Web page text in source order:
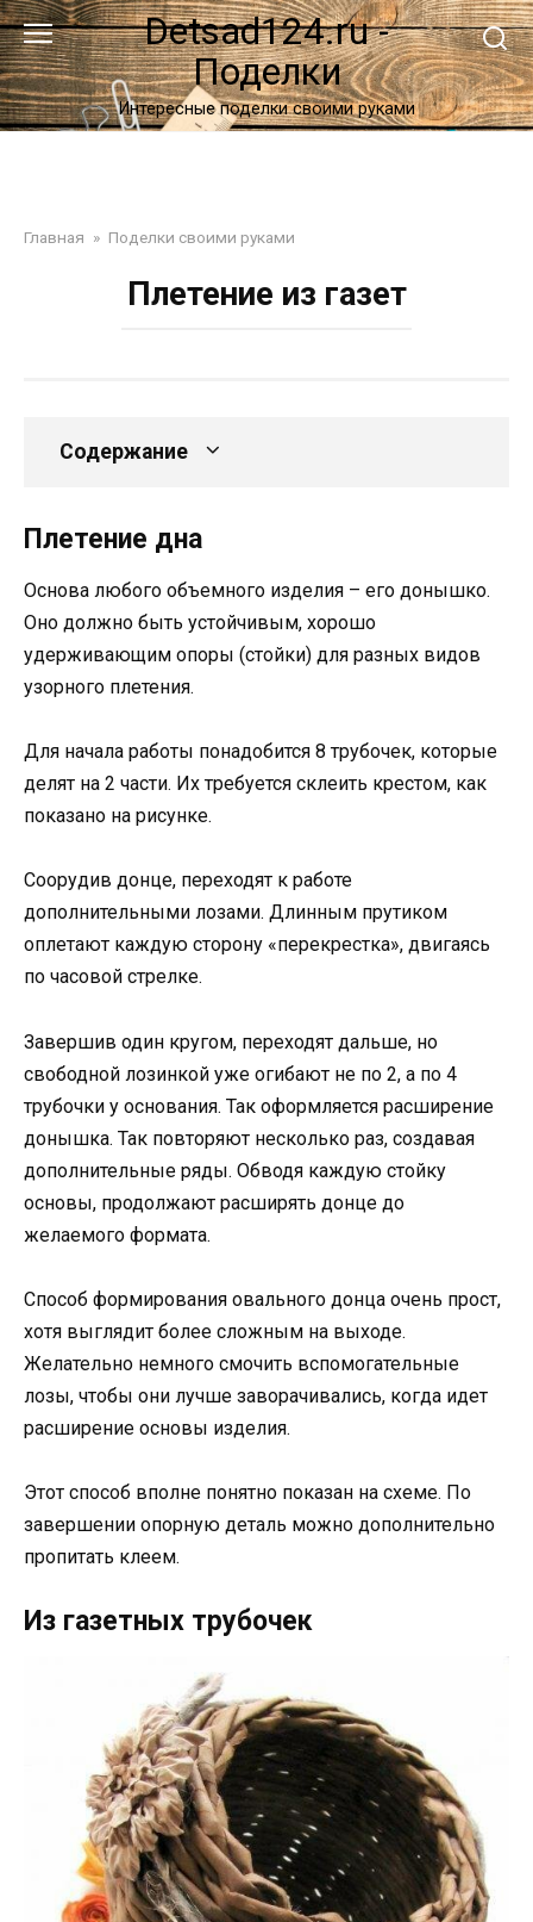
Перейти
к
контенту
Detsad124.ru -
Поделки
Интересные поделки своими руками
Главная » Поделки своими руками
Плетение из газет
Содержание
Плетение дна
Основа любого объемного изделия – его донышко.
Оно должно быть устойчивым, хорошо
удерживающим опоры (стойки) для разных видов
узорного плетения.
Для начала работы понадобится 8 трубочек, которые
делят на 2 части. Их требуется склеить крестом, как
показано на рисунке.
Соорудив донце, переходят к работе
дополнительными лозами. Длинным прутиком
оплетают каждую сторону «перекрестка», двигаясь
по часовой стрелке.
Завершив один кругом, переходят дальше, но
свободной лозинкой уже огибают не по 2, а по 4
трубочки у основания. Так оформляется расширение
донышка. Так повторяют несколько раз, создавая
дополнительные ряды. Обводя каждую стойку
основы, продолжают расширять донце до
желаемого формата.
Способ формирования овального донца очень прост,
хотя выглядит более сложным на выходе.
Желательно немного смочить вспомогательные
лозы, чтобы они лучше заворачивались, когда идет
расширение основы изделия.
Этот способ вполне понятно показан на схеме. По
завершении опорную деталь можно дополнительно
пропитать клеем.
Из газетных трубочек